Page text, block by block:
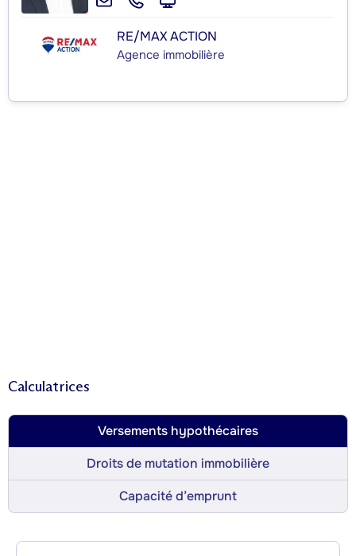
RE/MAX ACTION
Agence immobilière
Calculatrices
Versements hypothécaires
Droits de mutation immobilière
Capacité d’emprunt